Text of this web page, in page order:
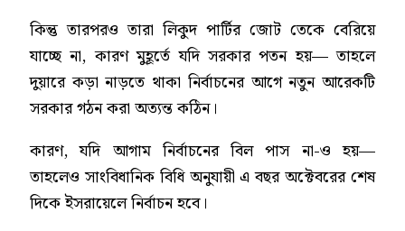
কিন্তু তারপরও তারা লিকুদ পার্টির জোট তেকে বেরিয়ে
যাচ্ছে না, কারণ মুহূর্তে যদি সরকার পতন হয়— তাহলে
দুয়ারে কড়া নাড়তে থাকা নির্বাচনের আগে নতুন আরেকটি
সরকার গঠন করা অত্যন্ত কঠিন।
কারণ, যদি আগাম নির্বাচনের বিল পাস না-ও হয়—
তাহলেও সাংবিধানিক বিধি অনুযায়ী এ বছর অক্টেবরের শেষ
দিকে ইসরায়েলে নির্বাচন হবে।